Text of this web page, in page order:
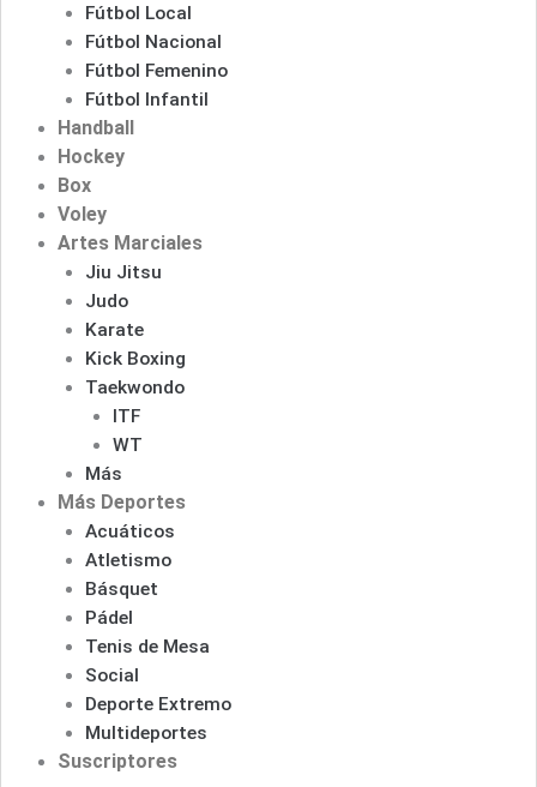
Fútbol Local
Fútbol Nacional
Fútbol Femenino
Fútbol Infantil
Handball
Hockey
Box
Voley
Artes Marciales
Jiu Jitsu
Judo
Karate
Kick Boxing
Taekwondo
ITF
WT
Más
Más Deportes
Acuáticos
Atletismo
Básquet
Pádel
Tenis de Mesa
Social
Deporte Extremo
Multideportes
Suscriptores